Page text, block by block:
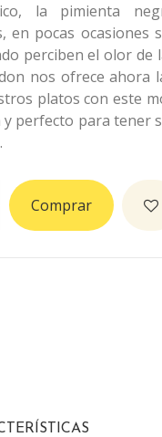
la pimienta
en pocas
perciben el olor de
nos ofrece ahora
platos con este
perfecto para tener
Comprar